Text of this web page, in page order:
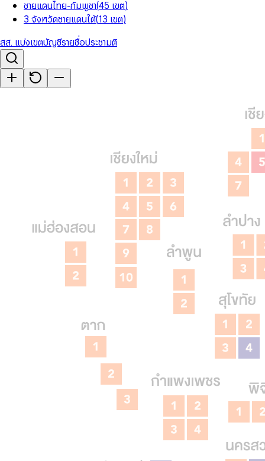
ชายแดนไทย-กัมพูชา(45 เขต)
3 จังหวัดชายแดนใต้(13 เขต)
สส. แบ่งเขตบัญชีรายชื่อประชามติ